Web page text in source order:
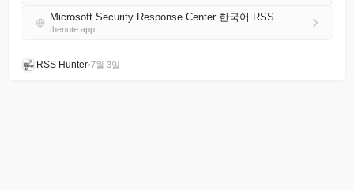
Microsoft Security Response Center 한국어 RSS
thenote.app
RSS Hunter•7월 3일